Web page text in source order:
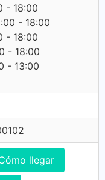
- 18:00
- 18:00
- 18:00
- 18:00
- 13:00
llegar